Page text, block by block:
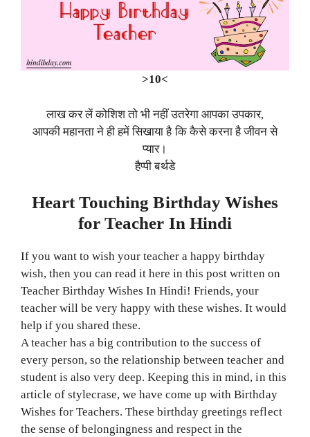
>10<
लाख कर लें कोशिश तो भी नहीं उतरेगा आपका उपकार,
आपकी महानता ने ही हमें सिखाया है कि कैसे करना है जीवन से
प्यार।
हैप्पी बर्थडे
Heart Touching Birthday Wishes
for Teacher In Hindi
If you want to wish your teacher a happy birthday
wish, then you can read it here in this post written on
Teacher Birthday Wishes In Hindi! Friends, your
teacher will be very happy with these wishes. It would
help if you shared these.
A teacher has a big contribution to the success of
every person, so the relationship between teacher and
student is also very deep. Keeping this in mind, in this
article of stylecrase, we have come up with Birthday
Wishes for Teachers. These birthday greetings reflect
the sense of belongingness and respect in the